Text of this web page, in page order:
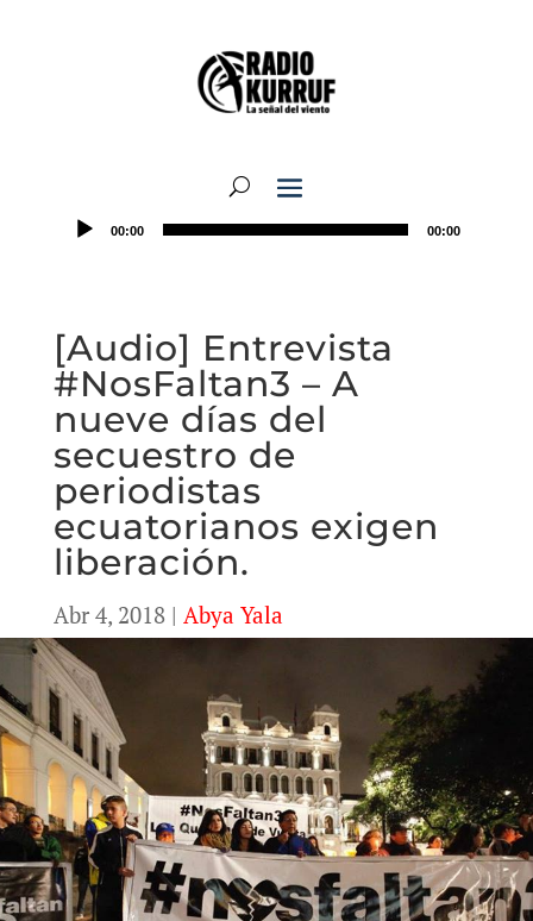
00:00 00:00
[Audio] Entrevista
#NosFaltan3 – A
nueve días del
secuestro de
periodistas
ecuatorianos exigen
liberación.
Abr 4, 2018| Abya Yala